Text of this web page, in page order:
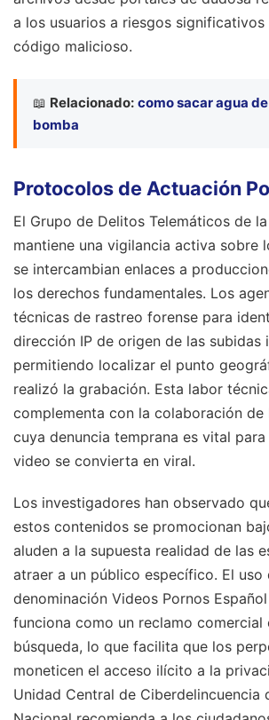
a los usuarios a riesgos
código malicioso.
📖 Relacionado: como sacar agua
bomba
Protocolos de Actuación
El Grupo de Delitos Telemáticos de
mantiene una vigilancia activa sobre
se intercambian enlaces a
los derechos fundamentales. Los
técnicas de rastreo forense para
dirección IP de origen de las subidas
permitiendo localizar el punto
realizó la grabación. Esta labor
complementa con la colaboración de
cuya denuncia temprana es vital
video se convierta en viral.
Los investigadores han observado
estos contenidos se promocionan
aluden a la supuesta realidad de las
atraer a un público específico. El uso
denominación Videos Pornos
funciona como un reclamo comercial
búsqueda, lo que facilita que los
moneticen el acceso ilícito a la
Unidad Central de Ciberdelincuencia